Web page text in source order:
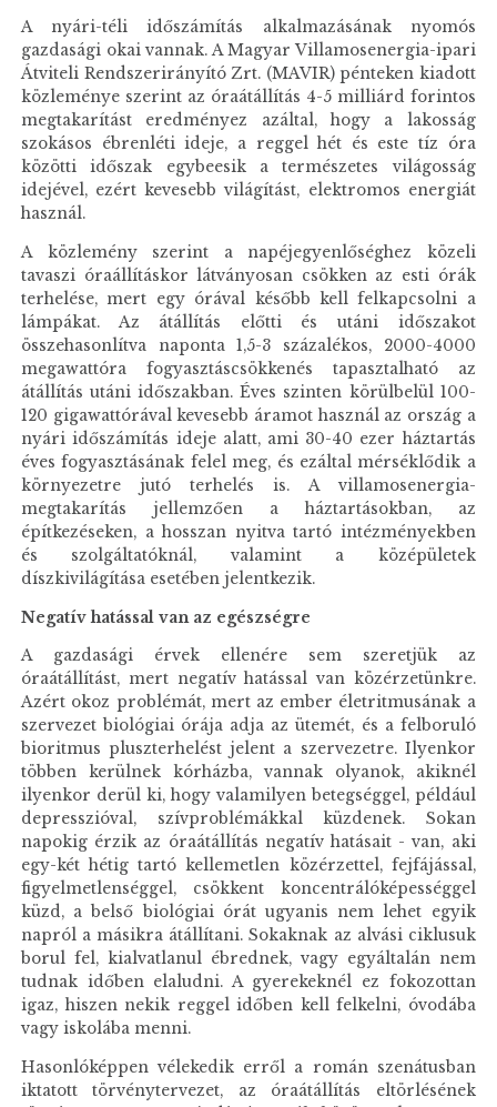
A nyári-téli időszámítás alkalmazásának nyomós
gazdasági okai vannak. A Magyar Villamosenergia-ipari
Átviteli Rendszerirányító Zrt. (MAVIR) pénteken kiadott
közleménye szerint az óraátállítás 4-5 milliárd forintos
megtakarítást eredményez azáltal, hogy a lakosság
szokásos ébrenléti ideje, a reggel hét és este tíz óra
közötti időszak egybeesik a természetes világosság
idejével, ezért kevesebb világítást, elektromos energiát
használ.
A közlemény szerint a napéjegyenlőséghez közeli
tavaszi óraállításkor látványosan csökken az esti órák
terhelése, mert egy órával később kell felkapcsolni a
lámpákat. Az átállítás előtti és utáni időszakot
összehasonlítva naponta 1,5-3 százalékos, 2000-4000
megawattóra fogyasztáscsökkenés tapasztalható az
átállítás utáni időszakban. Éves szinten körülbelül 100-
120 gigawattórával kevesebb áramot használ az ország a
nyári időszámítás ideje alatt, ami 30-40 ezer háztartás
éves fogyasztásának felel meg, és ezáltal mérséklődik a
környezetre jutó terhelés is. A villamosenergia-
megtakarítás jellemzően a háztartásokban, az
építkezéseken, a hosszan nyitva tartó intézményekben
és szolgáltatóknál, valamint a középületek
díszkivilágítása esetében jelentkezik.
Negatív hatással van az egészségre
A gazdasági érvek ellenére sem szeretjük az
óraátállítást, mert negatív hatással van közérzetünkre.
Azért okoz problémát, mert az ember életritmusának a
szervezet biológiai órája adja az ütemét, és a felboruló
bioritmus pluszterhelést jelent a szervezetre. Ilyenkor
többen kerülnek kórházba, vannak olyanok, akiknél
ilyenkor derül ki, hogy valamilyen betegséggel, például
depresszióval, szívproblémákkal küzdenek. Sokan
napokig érzik az óraátállítás negatív hatásait - van, aki
egy-két hétig tartó kellemetlen közérzettel, fejfájással,
figyelmetlenséggel, csökkent koncentrálóképességgel
küzd, a belső biológiai órát ugyanis nem lehet egyik
napról a másikra átállítani. Sokaknak az alvási ciklusuk
borul fel, kialvatlanul ébrednek, vagy egyáltalán nem
tudnak időben elaludni. A gyerekeknél ez fokozottan
igaz, hiszen nekik reggel időben kell felkelni, óvodába
vagy iskolába menni.
Hasonlóképpen vélekedik erről a román szenátusban
iktatott törvénytervezet, az óraátállítás eltörlésének